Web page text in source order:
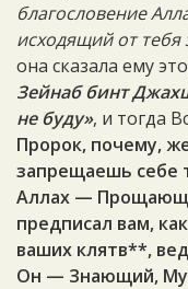
благословение
исходящий от тебя
она сказала ему
Зейнаб бинт
не буду», и тогда
Пророк, почему,
запрещаешь себе
Аллах —
предписал вам,
ваших клятв**,
Он — Знающий,